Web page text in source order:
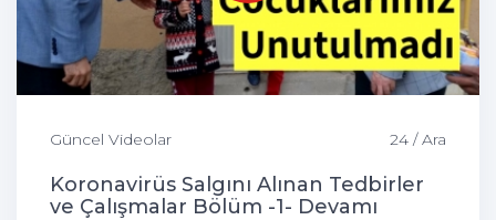
Güncel Videolar 24 / Ara
Koronavirüs Salgını Alınan Tedbirler
ve Çalışmalar Bölüm -1- Devamı